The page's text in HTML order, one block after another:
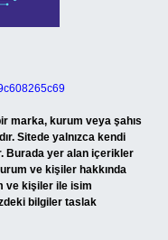
marka, kurum veya şahıs
Sitede yalnızca kendi
Burada yer alan içerikler
ve kişiler hakkında
ve kişiler ile isim
bilgiler taslak